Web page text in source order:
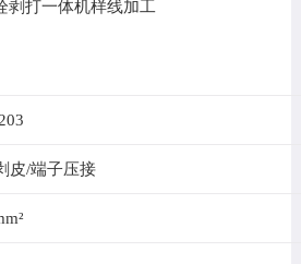
皮/端子压接